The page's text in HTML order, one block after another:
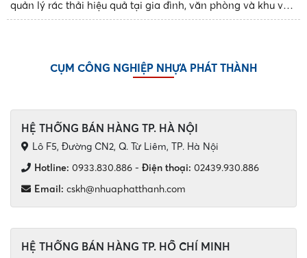
quản lý rác thải hiệu quả tại gia đình, văn phòng và khu vực
công cộng. Với thiết kế bền bỉ, dung tích đa dạng và tính
CỤM CÔNG NGHIỆP NHỰA PHÁT THÀNH
HỆ THỐNG BÁN HÀNG TP. HÀ NỘI
Lô F5, Đường CN2, Q. Từ Liêm, TP. Hà Nội
Hotline: 0933.830.886 - Điện thoại: 02439.930.886
Email: cskh@nhuaphatthanh.com
HỆ THỐNG BÁN HÀNG TP. HỒ CHÍ MINH